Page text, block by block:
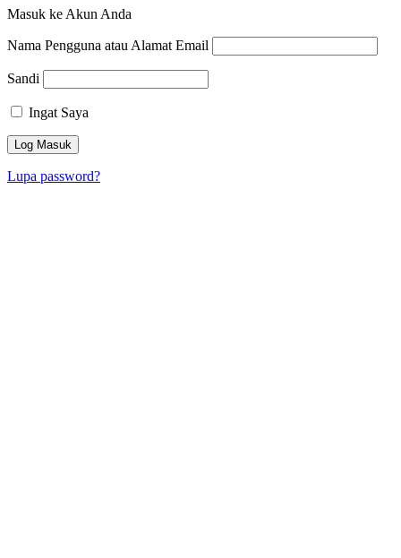
Masuk ke Akun Anda
Nama Pengguna atau Alamat Email
Sandi
Ingat Saya
Lupa password?